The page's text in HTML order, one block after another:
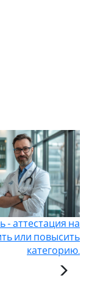
- аттестация на
или повысить
категорию.